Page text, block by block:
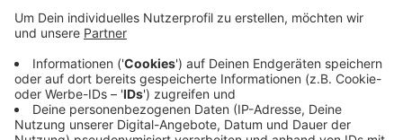
Anzeige
Das eine Tier ist am Dienstag an der Ecke Hohlweg/
Rennstieg gefunden worden. Es war in einen Karton
gepackt und im Gebüsch versteckt worden. Dem Tier